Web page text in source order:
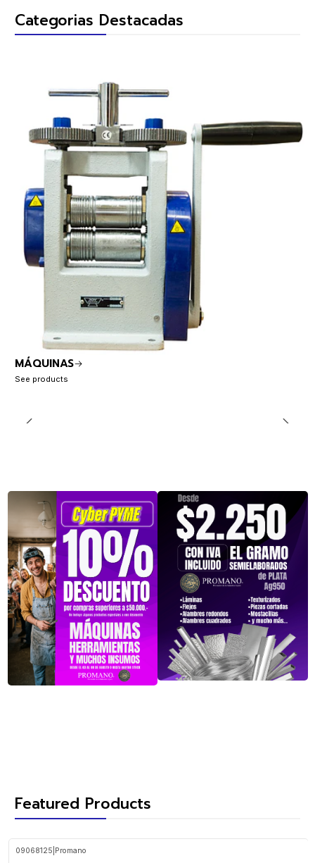
Categorias Destacadas
MÁQUINAS
See products
Featured Products
09068125 Promano